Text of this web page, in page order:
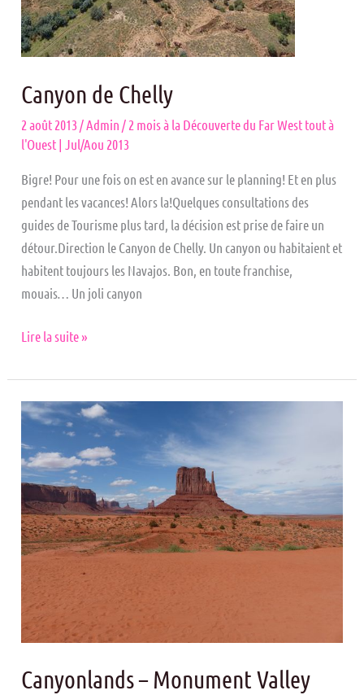
Canyon de Chelly
2 août 2013 / Admin / 2 mois à la Découverte du Far West tout à
l'Ouest | Jul/Aou 2013
Bigre! Pour une fois on est en avance sur le planning! Et en plus
pendant les vacances! Alors la!Quelques consultations des
guides de Tourisme plus tard, la décision est prise de faire un
détour.Direction le Canyon de Chelly. Un canyon ou habitaient et
habitent toujours les Navajos. Bon, en toute franchise,
mouais… Un joli canyon
Lire la suite »
Canyonlands – Monument Valley
Canyonlands
Monument
Valley